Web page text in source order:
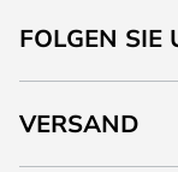
FOLGEN SIE
VERSAND